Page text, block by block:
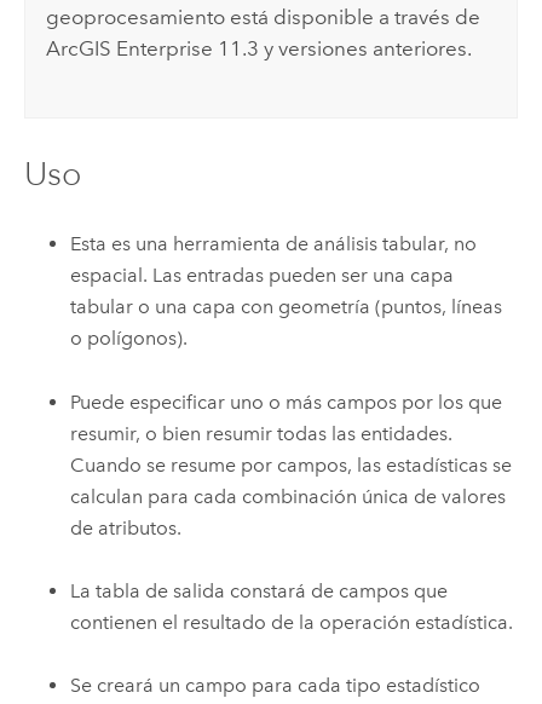
geoprocesamiento está disponible a través de
ArcGIS Enterprise 11.3 y versiones anteriores.
Uso
Esta es una herramienta de análisis tabular, no
espacial. Las entradas pueden ser una capa
tabular o una capa con geometría (puntos, líneas
o polígonos).
Puede especificar uno o más campos por los que
resumir, o bien resumir todas las entidades.
Cuando se resume por campos, las estadísticas se
calculan para cada combinación única de valores
de atributos.
La tabla de salida constará de campos que
contienen el resultado de la operación estadística.
Se creará un campo para cada tipo estadístico